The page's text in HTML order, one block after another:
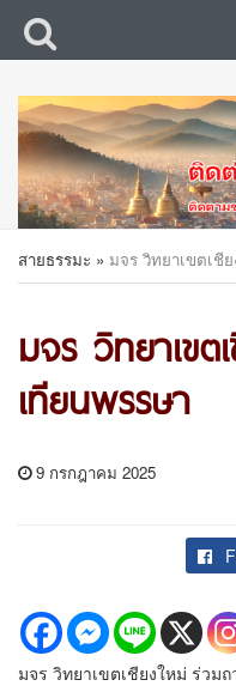
สายธรรมะ » มจร วิทยาเขตเชี
มจร วิทยาเขต
เทียนพรรษา
9 กรกฎาคม 2025
มจร วิทยาเขตเชียงใหม่ ร่วม